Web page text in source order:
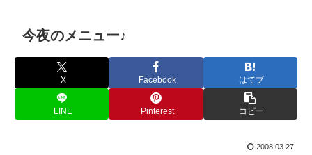
今夜のメニュー♪
X Facebook はてブ
LINE Pinterest コピー
2008.03.27